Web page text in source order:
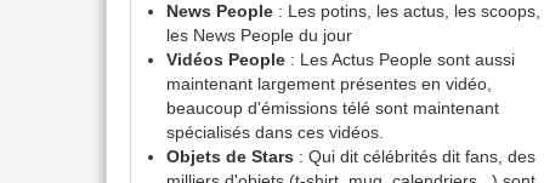
News People : Les potins, les actus, les scoops,
les News People du jour
Vidéos People : Les Actus People sont aussi
maintenant largement présentes en vidéo,
beaucoup d'émissions télé sont maintenant
spécialisés dans ces vidéos.
Objets de Stars : Qui dit célébrités dit fans, des